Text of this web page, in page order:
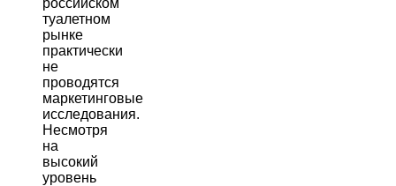
туалетном
рынке
практически
не
проводятся
маркетинговые
исследования.
Несмотря
на
высокий
уровень